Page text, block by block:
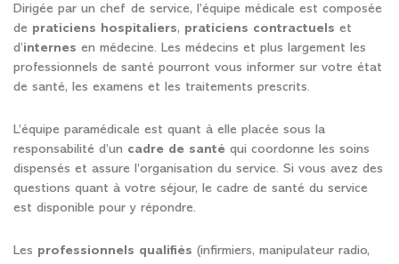
Dirigée par un chef de service, l’équipe médicale est composée
de praticiens hospitaliers, praticiens contractuels et
d’internes en médecine. Les médecins et plus largement les
professionnels de santé pourront vous informer sur votre état
de santé, les examens et les traitements prescrits.
L’équipe paramédicale est quant à elle placée sous la
responsabilité d’un cadre de santé qui coordonne les soins
dispensés et assure l’organisation du service. Si vous avez des
questions quant à votre séjour, le cadre de santé du service
est disponible pour y répondre.
Les professionnels qualifiés (infirmiers, manipulateur radio,